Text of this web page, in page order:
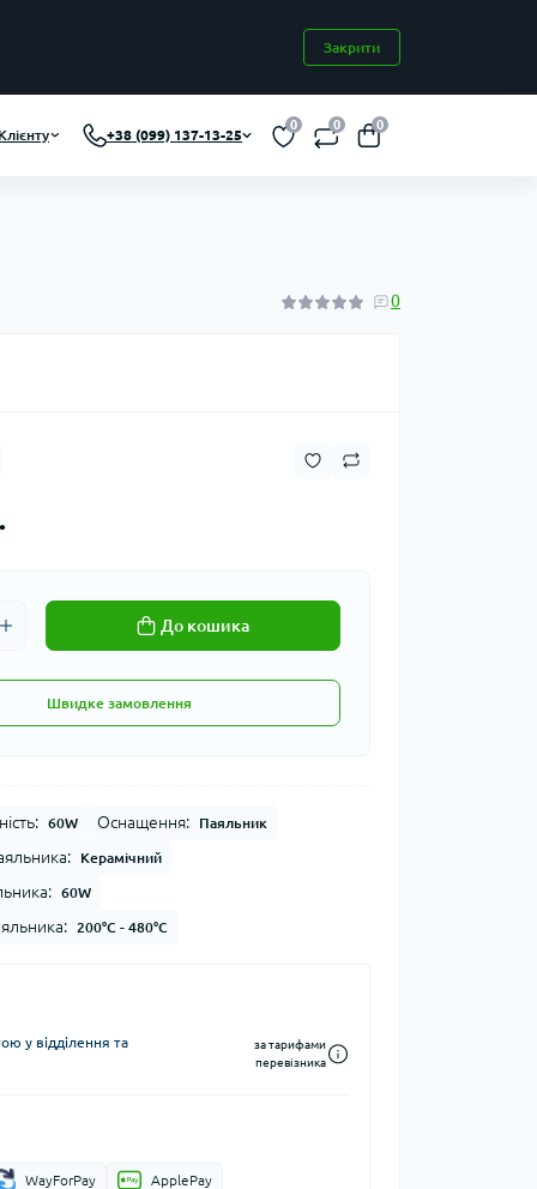
Закрити
+38 (099) 137-13-25
0 0 0
0
До кошика
Швидке замовлення
60W Оснащення: Паяльник
Керамічний
60W
200°C - 480°C
у відділення та
за тарифами
перевізника
WayForPay ApplePay